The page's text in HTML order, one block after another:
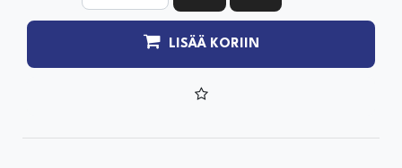
LISÄÄ KORIIN